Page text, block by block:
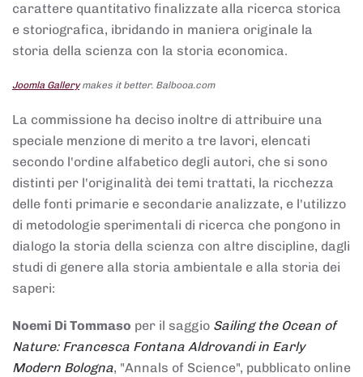
carattere quantitativo finalizzate alla ricerca storica
e storiografica, ibridando in maniera originale la
storia della scienza con la storia economica.
Joomla Gallerymakes it better. Balbooa.com
La commissione ha deciso inoltre di attribuire una
speciale menzione di merito a tre lavori, elencati
secondo l'ordine alfabetico degli autori, che si sono
distinti per l'originalità dei temi trattati, la ricchezza
delle fonti primarie e secondarie analizzate, e l'utilizzo
di metodologie sperimentali di ricerca che pongono in
dialogo la storia della scienza con altre discipline, dagli
studi di genere alla storia ambientale e alla storia dei
saperi:
Noemi Di Tommaso per il saggio Sailing the Ocean of
Nature: Francesca Fontana Aldrovandi in Early
Modern Bologna, "Annals of Science", pubblicato online